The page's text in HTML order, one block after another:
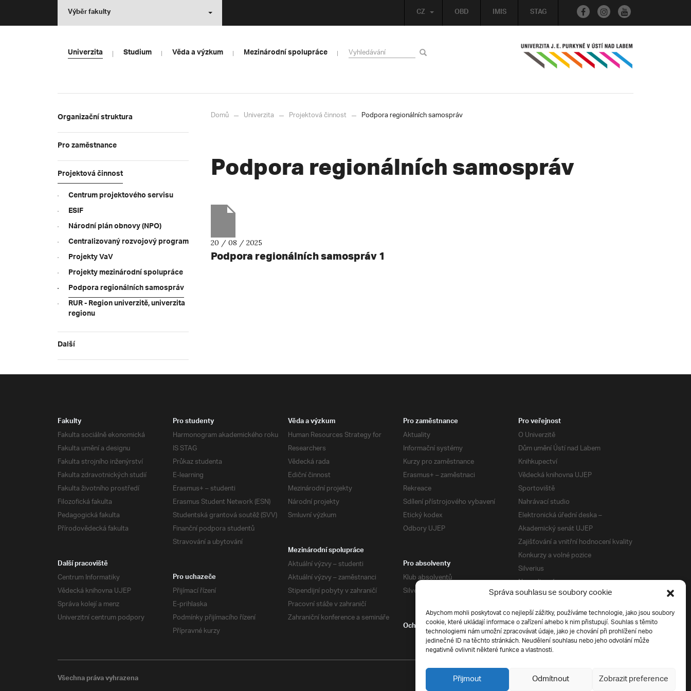
Správa souhlasu se soubory cookie
Abychom mohli poskytovat co nejlepší zážitky, používáme technologie, jako jsou soubory
cookie, které ukládají informace o zařízení a/nebo k nim přistupují. Souhlas s těmito
technologiemi nám umožní zpracovávat údaje, jako je chování při prohlížení nebo
jedinečné ID na těchto stránkách. Neudělení souhlasu nebo jeho odvolání může
negativně ovlivnit některé funkce a vlastnosti.
Přijmout Odmítnout Zobrazit preference
OBD IMIS STAG
CZ
Výběr fakulty
Univerzita Studium Věda a výzkum Mezinárodní spolupráce
Organizační struktura
Pro zaměstnance
Projektová činnost
Centrum projektového servisu
ESIF
Národní plán obnovy (NPO)
Centralizovaný rozvojový program
Projekty VaV
Projekty mezinárodní spolupráce
Podpora regionálních samospráv
RUR - Region univerzitě, univerzita
regionu
Další
Domů Univerzita Projektová činnost Podpora regionálních samospráv
Podpora regionálních samospráv
20 / 08 / 2025
Podpora regionálních samospráv 1
Fakulty
Fakulta sociálně ekonomická
Fakulta umění a designu
Fakulta strojního inženýrství
Fakulta zdravotnických studií
Fakulta životního prostředí
Filozofická fakulta
Pedagogická fakulta
Přírodovědecká fakulta
Pro studenty
Harmonogram akademického roku
IS STAG
Průkaz studenta
E-learning
Erasmus+ – studenti
Erasmus Student Network (ESN)
Studentská grantová soutěž (SVV)
Finanční podpora studentů
Stravování a ubytování
Věda a výzkum
Human Resources Strategy for
Researchers
Vědecká rada
Ediční činnost
Mezinárodní projekty
Národní projekty
Smluvní výzkum
Pro zaměstnance
Aktuality
Informační systémy
Kurzy pro zaměstnance
Erasmus+ – zaměstnaci
Rekreace
Sdílení přístrojového vybavení
Etický kodex
Odbory UJEP
Pro veřejnost
O Univerzitě
Dům umění Ústí nad Labem
Knihkupectví
Vědecká knihovna UJEP
Sportoviště
Nahrávací studio
Elektronická úřední deska –
Akademický senát UJEP
Zajišťování a vnitřní hodnocení kvality
Konkurzy a volné pozice
Silverius
Napsali o nás
Tiskové zprávy
Mezinárodní spolupráce
Aktuální výzvy – studenti
Aktuální výzvy – zaměstnanci
Stipendijní pobyty v zahraničí
Pracovní stáže v zahraničí
Zahraniční konference a semináře
Další pracoviště
Centrum Informatiky
Vědecká knihovna UJEP
Správa kolejí a menz
Univerzitní centrum podpory
Pro absolventy
Klub absolventů
Silverius
Pro uchazeče
Přijímací řízení
E-prihlaska
Podmínky přijímacího řízení
Přípravné kurzy
Ochrana soukromí
Všechna práva vyhrazena